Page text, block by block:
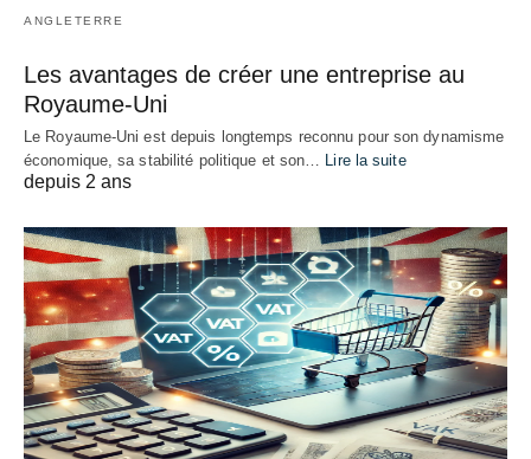
ANGLETERRE
Les avantages de créer une entreprise au
Royaume-Uni
Le Royaume-Uni est depuis longtemps reconnu pour son dynamisme
économique, sa stabilité politique et son… Lire la suite
depuis 2 ans